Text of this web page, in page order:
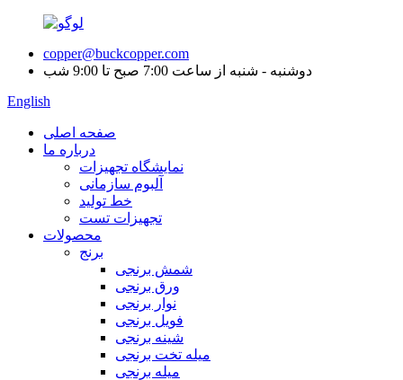
copper@buckcopper.com
دوشنبه - شنبه از ساعت 7:00 صبح تا 9:00 شب
English
صفحه اصلی
درباره ما
نمایشگاه تجهیزات
آلبوم سازمانی
خط تولید
تجهیزات تست
محصولات
برنج
شمش برنجی
ورق برنجی
نوار برنجی
فویل برنجی
شینه برنجی
میله تخت برنجی
میله برنجی